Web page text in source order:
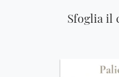
Sfoglia il